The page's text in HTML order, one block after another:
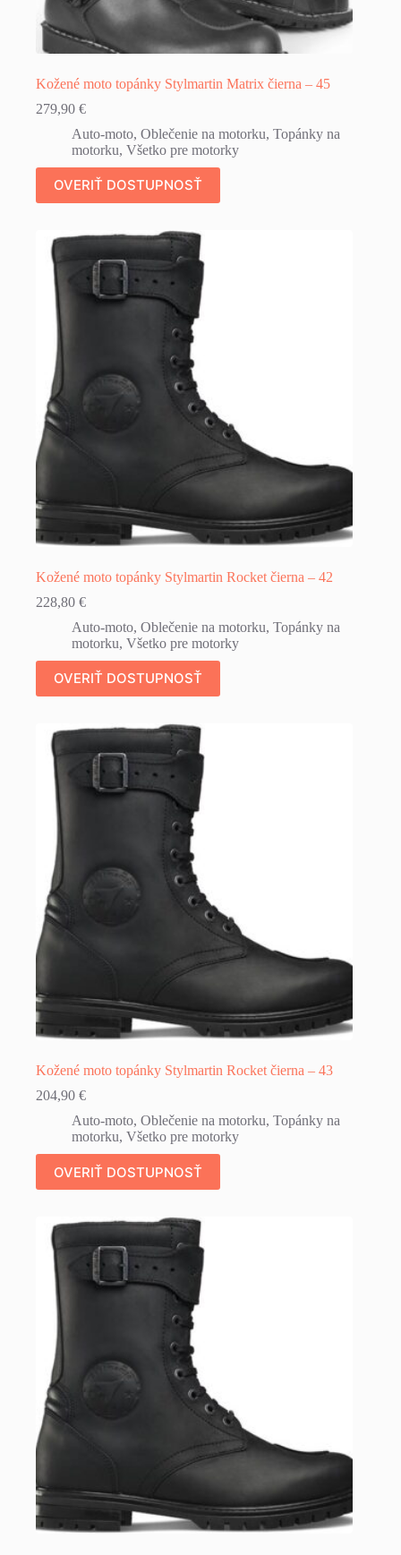
Kožené moto topánky Stylmartin Matrix čierna – 45
279,90 €
Auto-moto, Oblečenie na motorku, Topánky na
motorku, Všetko pre motorky
OVERIŤ DOSTUPNOSŤ
Kožené moto topánky Stylmartin Rocket čierna – 42
228,80 €
Auto-moto, Oblečenie na motorku, Topánky na
motorku, Všetko pre motorky
OVERIŤ DOSTUPNOSŤ
Kožené moto topánky Stylmartin Rocket čierna – 43
204,90 €
Auto-moto, Oblečenie na motorku, Topánky na
motorku, Všetko pre motorky
OVERIŤ DOSTUPNOSŤ